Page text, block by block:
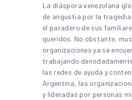
La diáspora venezolana
de angustia por la tragedia
el paradero de sus
queridos. No obstante,
organizaciones ya se
trabajando
las redes de ayuda y
Argentina, las
y lideradas por personas